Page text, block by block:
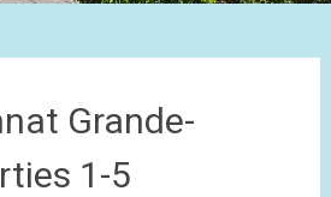
Grande-
1-5